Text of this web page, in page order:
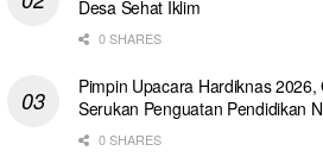
Desa Sehat Iklim
0 SHARES
Pimpin Upacara Hardiknas
Serukan Penguatan Pendidikan
0 SHARES